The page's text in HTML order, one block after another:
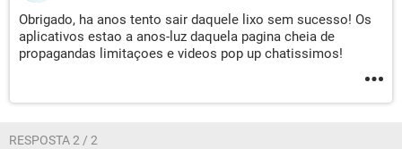
Obrigado, ha anos tento sair daquele lixo sem sucesso! Os
aplicativos estao a anos-luz daquela pagina cheia de
propagandas limitaçoes e videos pop up chatissimos!
RESPOSTA 2 / 2